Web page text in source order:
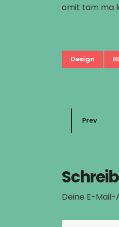
omit tam ma
Design
Prev
Deine E-